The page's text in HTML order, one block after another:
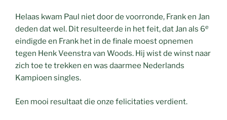
Helaas kwam Paul niet door de voorronde, Frank en Jan
deden dat wel. Dit resulteerde in het feit, dat Jan als 6e
eindigde en Frank het in de finale moest opnemen
tegen Henk Veenstra van Woods. Hij wist de winst naar
zich toe te trekken en was daarmee Nederlands
Kampioen singles.
Een mooi resultaat die onze felicitaties verdient.